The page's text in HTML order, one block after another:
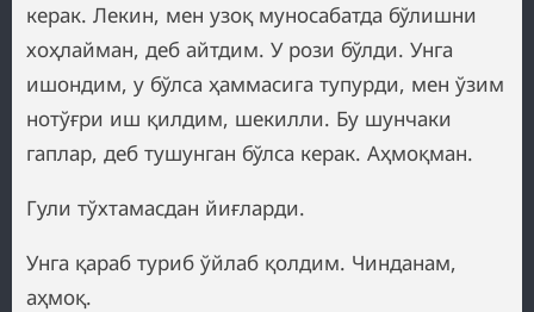
керак. Лекин, мен узоқ муносабатда бўлишни
хоҳлайман, деб айтдим. У рози бўлди. Унга
ишондим, у бўлса ҳаммасига тупурди, мен ўзим
нотўғри иш қилдим, шекилли. Бу шунчаки
гаплар, деб тушунган бўлса керак. Аҳмоқман.
Гули тўхтамасдан йиғларди.
Унга қараб туриб ўйлаб қолдим. Чинданам,
аҳмоқ.